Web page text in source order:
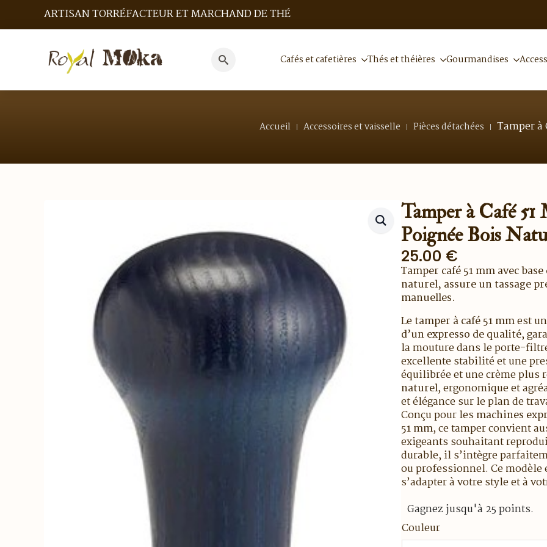
ARTISAN TORRÉFACTEUR ET MARCHAND DE THÉ
for:
Cafés et cafetières Thés et théières Gourmandises
Accueil Accessoires et vaisselle Pièces détachées Tamper à
Tamper à Café
Poignée Bois
25.00 €
Tamper café 51 mm avec
naturel, assure un tassage
manuelles.
Letamper à café 51 mmest
d’un expresso de qualité,
la mouture dans le porte-
excellente stabilité et une
équilibrée et une crème plus
naturel, ergonomique et
et élégance sur le plan de
Conçu pour lesmachines
51 mm, ce tamper convient
exigeants souhaitant
durable, il s’intègre
ou professionnel. Ce modèle
s’adapter à votre style et à
Gagnez jusqu'à 25 points.
Couleur